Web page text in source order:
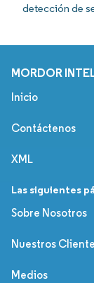
detección de
MORDOR
Inicio
Contáctenos
XML
Las siguientes
Sobre Nosotros
Nuestros
Medios